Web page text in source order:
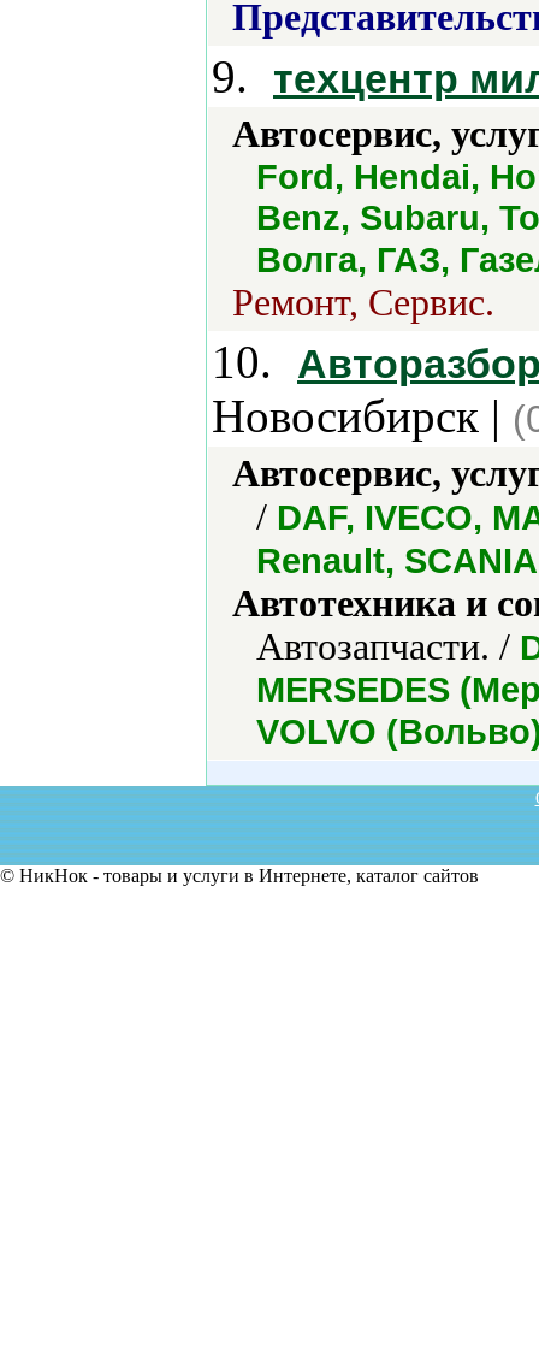
9. техцентр
Автосервис,
Ford, Hendai,
Benz, Subaru,
Волга, ГАЗ,
Ремонт, Сервис.
10.
Новосибирск |
Автосервис,
/ DAF, IVECO,
Renault,
Автотехника и
Автозапчасти. /
MERSEDES
VOLVO
© НикНок - товары и услуги в Интернете, каталог сайтов